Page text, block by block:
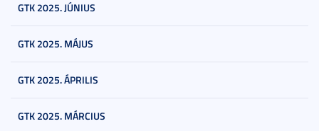
GTK 2025. JÚNIUS
GTK 2025. MÁJUS
GTK 2025. ÁPRILIS
GTK 2025. MÁRCIUS